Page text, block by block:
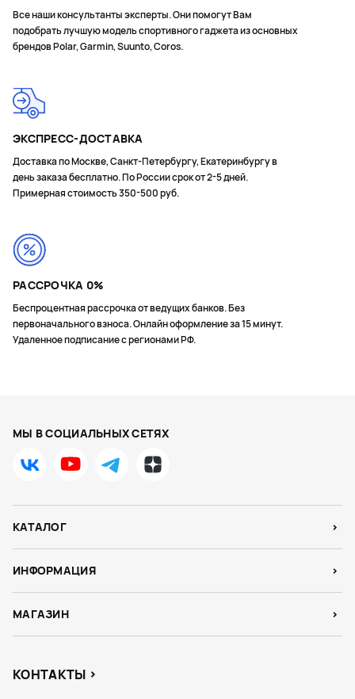
Все наши консультанты эксперты. Они помогут Вам
подобрать лучшую модель спортивного гаджета из основных
брендов Polar, Garmin, Suunto, Coros.
ЭКСПРЕСС-ДОСТАВКА
Доставка по Москве, Санкт-Петербургу, Екатеринбургу в
день заказа бесплатно. По России срок от 2-5 дней.
Примерная стоимость 350-500 руб.
РАССРОЧКА 0%
Беспроцентная рассрочка от ведущих банков. Без
первоначального взноса. Онлайн оформление за 15 минут.
Удаленное подписание с регионами РФ.
МЫ В СОЦИАЛЬНЫХ СЕТЯХ
КАТАЛОГ
ИНФОРМАЦИЯ
МАГАЗИН
КОНТАКТЫ